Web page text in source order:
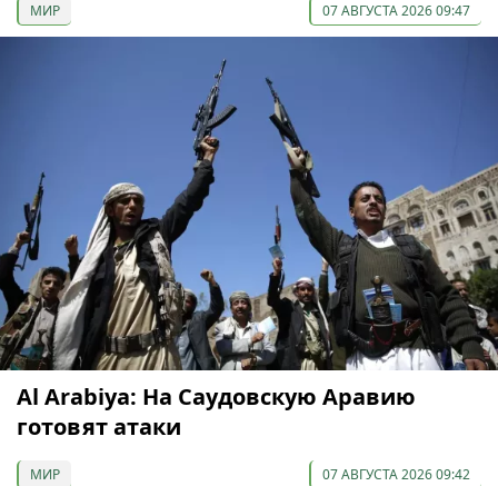
МИР 07 АВГУСТА 2026 09:47
Al Arabiya: На Саудовскую Аравию
готовят атаки
МИР 07 АВГУСТА 2026 09:42